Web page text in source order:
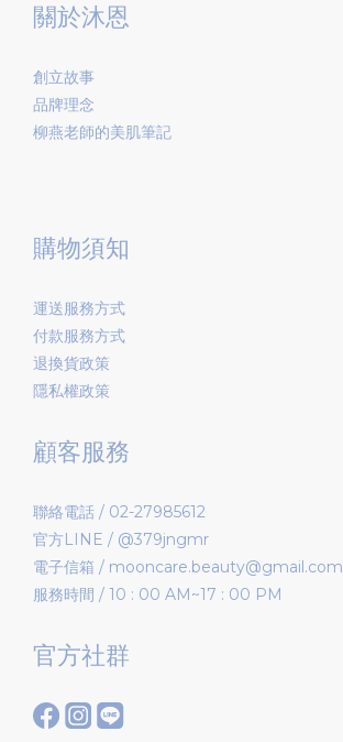
關於沐恩
創立故事
品牌理念
柳燕老師的美肌筆記
購物須知
運送服務方式
付款服務方式
退換貨政策
隱私權政策
顧客服務
聯絡電話 / 02-27985612
官方LINE / @379jngmr
電子信箱 / mooncare.beauty@gmail.com
服務時間 / 10 : 00 AM~17 : 00 PM
官方社群